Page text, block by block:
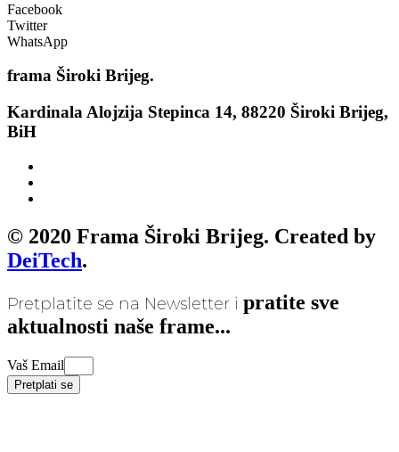
Facebook
Twitter
WhatsApp
frama Široki Brijeg.
Kardinala Alojzija Stepinca 14, 88220 Široki Brijeg,
BiH
© 2020 Frama Široki Brijeg. Created by
DeiTech.
Pretplatite se na Newsletter i pratite sve
aktualnosti naše frame...
Vaš Email
Pretplati se